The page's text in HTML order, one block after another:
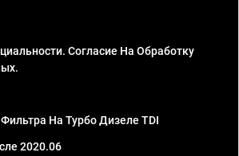
Согласие На Обработку
На Турбо Дизеле TDI
2020.06